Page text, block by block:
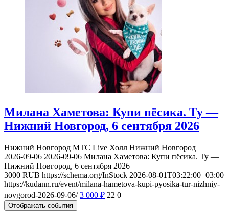
Милана Хаметова: Купи пёсика. Ту —
Нижний Новгород, 6 сентября 2026
Нижний Новгород МТС Live Холл Нижний Новгород
2026-09-06 2026-09-06 Милана Хаметова: Купи пёсика. Ту —
Нижний Новгород, 6 сентября 2026
3000 RUB https://schema.org/InStock 2026-08-01T03:22:00+03:00
https://kudann.ru/event/milana-hametova-kupi-pyosika-tur-nizhniy-
novgorod-2026-09-06/ 3 000 ₽ 22 0
Отображать события